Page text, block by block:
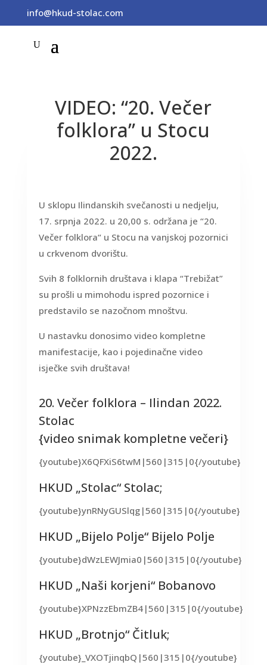
info@hkud-stolac.com
VIDEO: “20. Večer
folklora” u Stocu
2022.
U sklopu Ilindanskih svečanosti u nedjelju,
17. srpnja 2022. u 20,00 s. održana je “20.
Večer folklora“ u Stocu na vanjskoj pozornici
u crkvenom dvorištu.
Svih 8 folklornih društava i klapa “Trebižat”
su prošli u mimohodu ispred pozornice i
predstavilo se nazočnom mnoštvu.
U nastavku donosimo video kompletne
manifestacije, kao i pojedinačne video
isječke svih društava!
20. Večer folklora – Ilindan 2022.
Stolac
{video snimak kompletne večeri}
{youtube}X6QFXiS6twM|560|315|0{/youtube}
HKUD „Stolac“ Stolac;
{youtube}ynRNyGUSlqg|560|315|0{/youtube}
HKUD „Bijelo Polje“ Bijelo Polje
{youtube}dWzLEWJmia0|560|315|0{/youtube}
HKUD „Naši korjeni“ Bobanovo
{youtube}XPNzzEbmZB4|560|315|0{/youtube}
HKUD „Brotnjo“ Čitluk;
{youtube}_VXOTjinqbQ|560|315|0{/youtube}